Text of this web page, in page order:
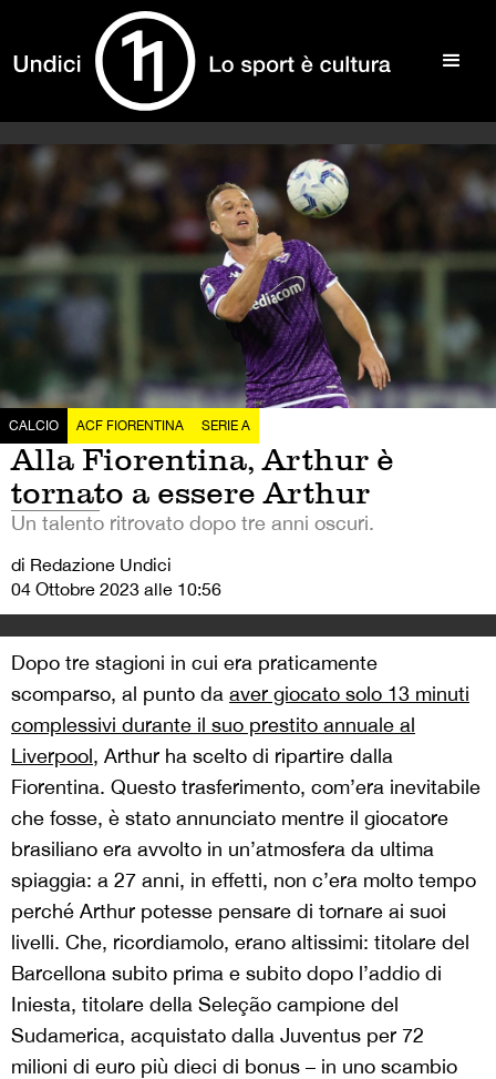
CALCIO ACF FIORENTINA SERIE A
Alla Fiorentina, Arthur è
tornato a essere Arthur
Un talento ritrovato dopo tre anni oscuri.
di Redazione Undici
04 Ottobre 2023 alle 10:56
Dopo tre stagioni in cui era praticamente
scomparso, al punto da aver giocato solo 13 minuti
complessivi durante il suo prestito annuale al
Liverpool, Arthur ha scelto di ripartire dalla
Fiorentina. Questo trasferimento, com’era inevitabile
che fosse, è stato annunciato mentre il giocatore
brasiliano era avvolto in un’atmosfera da ultima
spiaggia: a 27 anni, in effetti, non c’era molto tempo
perché Arthur potesse pensare di tornare ai suoi
livelli. Che, ricordiamolo, erano altissimi: titolare del
Barcellona subito prima e subito dopo l’addio di
Iniesta, titolare della Seleção campione del
Sudamerica, acquistato dalla Juventus per 72
milioni di euro più dieci di bonus – in uno scambio